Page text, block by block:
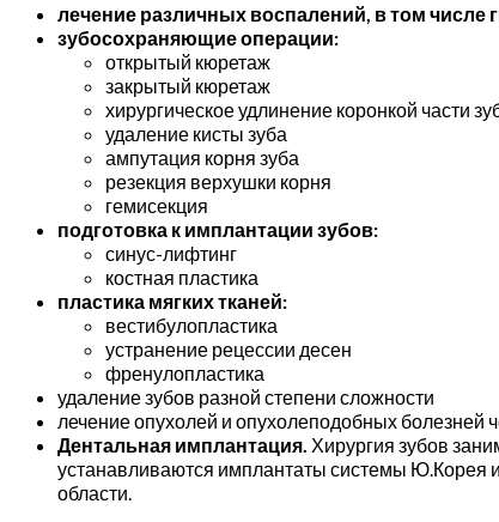
лечение различных воспалений, в том числе
зубосохраняющие операции:
открытый кюретаж
закрытый кюретаж
хирургическое удлинение коронкой части
удаление кисты зуба
ампутация корня зуба
резекция верхушки корня
гемисекция
подготовка к имплантации зубов:
синус-лифтинг
костная пластика
пластика мягких тканей:
вестибулопластика
устранение рецессии десен
френулопластика
удаление зубов разной степени сложности
лечение опухолей и опухолеподобных болезней
Дентальная имплантация. Хирургия зубов
устанавливаются имплантаты системы Ю.Корея
области.